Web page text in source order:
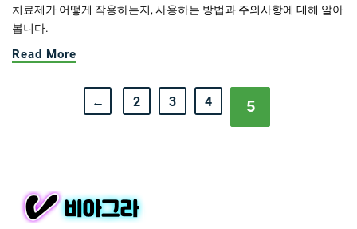
치료제가 어떻게 작용하는지, 사용하는 방법과 주의사항에 대해 알아
봅니다.
Read More
← 2 3 4 5